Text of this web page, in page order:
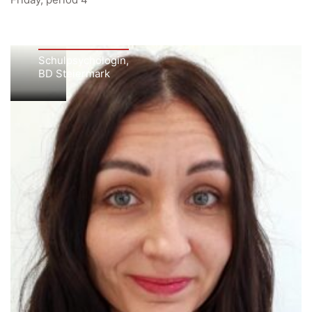
Fabienne
Schulpsychologin,
BD Steiermark
Bildungsportal
Online Library Catalogue
GIBS Alumni
General Data Protection Regulation
Forms Download
Deregistration
Curriculum/Stundentafel
Schulbesuchsbestätigung